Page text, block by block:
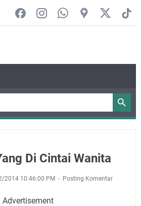
Di Cintai Wanita
2014 10:46:00 PM Posting Komentar
Advertisement